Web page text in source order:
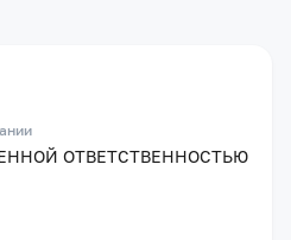
ОТВЕТСТВЕННОСТЬЮ